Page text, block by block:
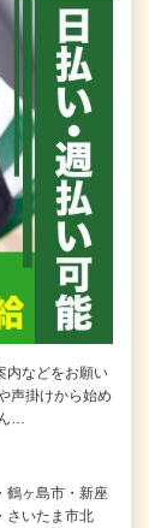
内などをお願い
声掛けから始め
…
鶴ヶ島市・新座
さいたま市北